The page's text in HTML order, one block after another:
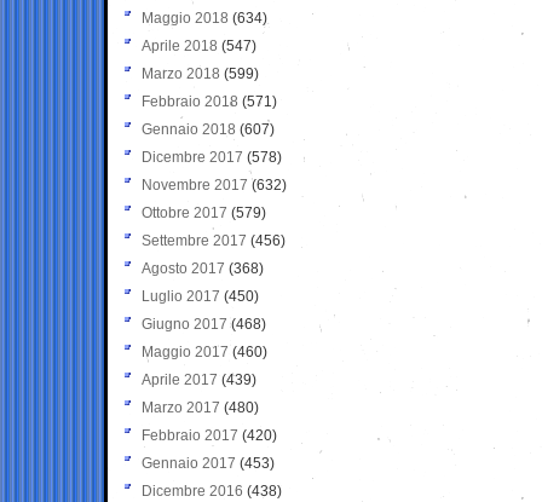
Maggio 2018 (634)
Aprile 2018 (547)
Marzo 2018 (599)
Febbraio 2018 (571)
Gennaio 2018 (607)
Dicembre 2017 (578)
Novembre 2017 (632)
Ottobre 2017 (579)
Settembre 2017 (456)
Agosto 2017 (368)
Luglio 2017 (450)
Giugno 2017 (468)
Maggio 2017 (460)
Aprile 2017 (439)
Marzo 2017 (480)
Febbraio 2017 (420)
Gennaio 2017 (453)
Dicembre 2016 (438)